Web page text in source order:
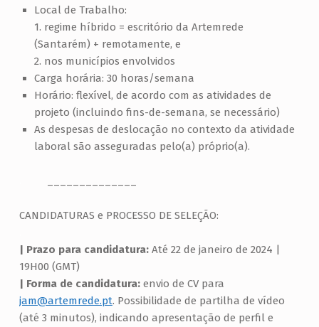
Local de Trabalho:
1. regime híbrido = escritório da Artemrede
(Santarém) + remotamente, e
2. nos municípios envolvidos
Carga horária: 30 horas/semana
Horário: flexível, de acordo com as atividades de
projeto (incluindo fins-de-semana, se necessário)
As despesas de deslocação no contexto da atividade
laboral são asseguradas pelo(a) próprio(a).
CANDIDATURAS e PROCESSO DE SELEÇÃO:
| Prazo para candidatura:Até 22 de janeiro de 2024 |
19H00 (GMT)
| Forma de candidatura:envio de CV para
jam@artemrede.pt. Possibilidade de partilha de vídeo
(até 3 minutos), indicando apresentação de perfil e